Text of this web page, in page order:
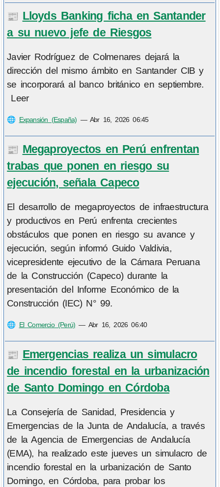
📰 Lloyds Banking ficha en Santander
a su nuevo jefe de Riesgos
Javier Rodríguez de Colmenares dejará la
dirección del mismo ámbito en Santander CIB y
se incorporará al banco británico en septiembre.
Leer
🌐 Expansión (España) — Abr 16, 2026 06:45
📰 Megaproyectos en Perú enfrentan
trabas que ponen en riesgo su
ejecución, señala Capeco
El desarrollo de megaproyectos de infraestructura
y productivos en Perú enfrenta crecientes
obstáculos que ponen en riesgo su avance y
ejecución, según informó Guido Valdivia,
vicepresidente ejecutivo de la Cámara Peruana
de la Construcción (Capeco) durante la
presentación del Informe Económico de la
Construcción (IEC) N° 99.
🌐 El Comercio (Perú) — Abr 16, 2026 06:40
📰 Emergencias realiza un simulacro
de incendio forestal en la urbanización
de Santo Domingo en Córdoba
La Consejería de Sanidad, Presidencia y
Emergencias de la Junta de Andalucía, a través
de la Agencia de Emergencias de Andalucía
(EMA), ha realizado este jueves un simulacro de
incendio forestal en la urbanización de Santo
Domingo, en Córdoba, para probar los